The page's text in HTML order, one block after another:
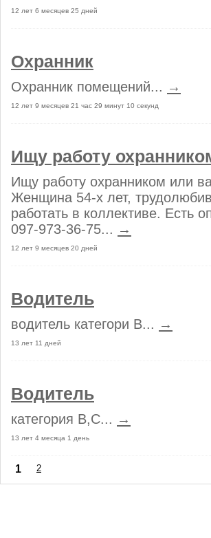
12 лет 6 месяцев 25 дней
Охранник
Охранник помещений... →
12 лет 9 месяцев 21 час 29 минут 10 секунд
Ищу работу
Ищу работу охранником или
Женщина 54-х лет,
работать в коллективе. Есть
097-973-36-75... →
12 лет 9 месяцев 20 дней
Водитель
водитель категори В... →
13 лет 11 дней
Водитель
категория В,С... →
13 лет 4 месяца 1 день
1 2